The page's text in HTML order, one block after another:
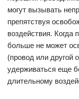
могут вызывать
препятствуя
воздействия. Когда
больше не может
(провод или другой
удерживаться еще
длительному